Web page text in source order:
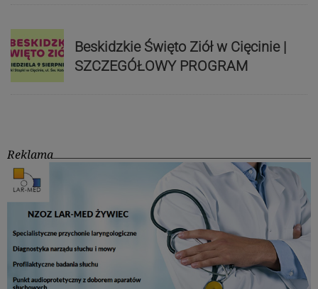
Beskidzkie Święto Ziół w Cięcinie |
SZCZEGÓŁOWY PROGRAM
Reklama